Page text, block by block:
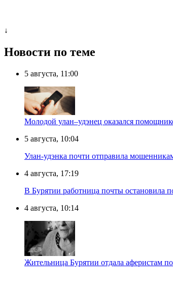
↓
Новости по теме
5 августа, 11:00
Молодой улан–удэнец оказался
5 августа, 10:04
Улан-удэнка почти отправила
4 августа, 17:19
В Бурятии работница почты
4 августа, 10:14
Жительница Бурятии отдала аферистам